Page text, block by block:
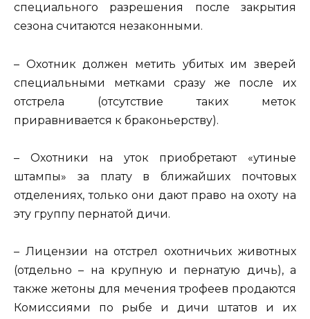
специального разрешения после закрытия
сезона считаются незаконными.
– Охотник должен метить убитых им зверей
специальными метками сразу же после их
отстрела (отсутствие таких меток
приравнивается к браконьерству).
– Охотники на уток приобретают «утиные
штампы» за плату в ближайших почтовых
отделениях, только они дают право на охоту на
эту группу пернатой дичи.
– Лицензии на отстрел охотничьих животных
(отдельно – на крупную и пернатую дичь), а
также жетоны для мечения трофеев продаются
Комиссиями по рыбе и дичи штатов и их